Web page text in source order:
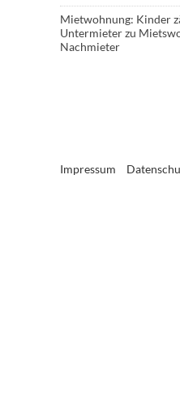
Mietwohnung: Kinder
Untermieterzu
Nachmieter
Impressum